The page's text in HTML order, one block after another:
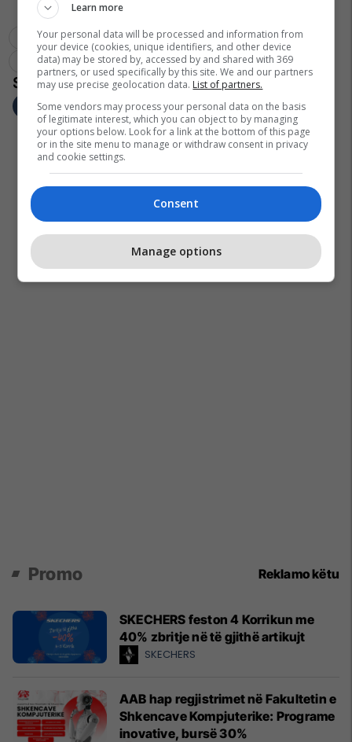
Tenis Juan Martin Del Potro
French Open
Dominic Thiem
Rafael Nadal
Promo Reklamo këtu
SKECHERS feston 4 Korrikun me
40% zbritje në të gjithë artikujt
SKECHERS
AAB hap regjistrimet në Fakultetin e
Shkencave Kompjuterike: Programe
inovative, bursë 30%
Learn more
Your personal data will be processed and information from
your device (cookies, unique identifiers, and other device
data) may be stored by, accessed by and shared with 369
partners, or used specifically by this site. We and our partners
may use precise geolocation data. List of partners.
Some vendors may process your personal data on the basis
of legitimate interest, which you can object to by managing
your options below. Look for a link at the bottom of this page
or in the site menu to manage or withdraw consent in privacy
and cookie settings.
Consent
Manage options